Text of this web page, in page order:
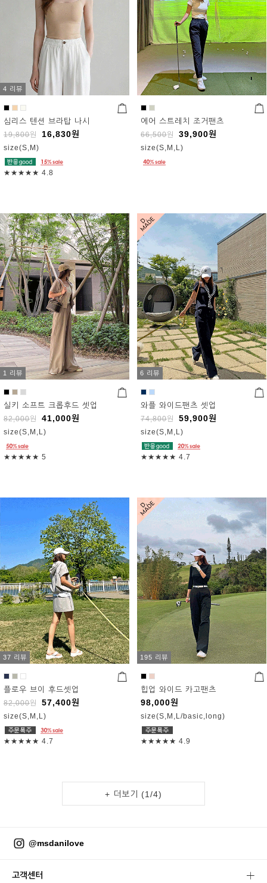
4 리뷰
심리스 텐션 브라탑 나시
19,800원 16,830원
size(S,M)
★★★★★ 4.8
에어 스트레치 조거팬츠
66,500원 39,900원
size(S,M,L)
1 리뷰
실키 소프트 크롭후드 셋업
82,000원 41,000원
size(S,M,L)
★★★★★ 5
6 리뷰
와플 와이드팬츠 셋업
74,800원 59,900원
size(S,M,L)
★★★★★ 4.7
37 리뷰
플로우 브이 후드셋업
82,000원 57,400원
size(S,M,L)
★★★★★ 4.7
195 리뷰
힙업 와이드 카고팬츠
98,000원
size(S,M,L/basic,long)
★★★★★ 4.9
+ 더보기 (1 /4)
@msdanilove
고객센터